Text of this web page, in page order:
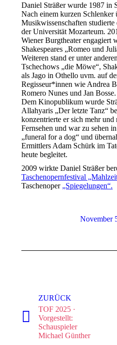
Daniel Sträßer wurde 1987 in
Nach einem kurzen Schlenker
Musikwissenschaften studierte
der Universität Mozarteum.
Wiener Burgtheater engagiert
Shakespeares „Romeo und
Weiteren stand er unter
Tschechows „die Möwe“,
als Jago in Othello uvm. auf
Regisseur*innen wie Andrea
Romero Nunes und Jan Bosse.
Dem Kinopublikum wurde
Allahyaris „Der letzte Tanz“
konzentrierte er sich mehr
Fernsehen und war zu sehen
„funeral for a dog“ und
Ermittlers Adam Schürk im
heute begleitet.
2009 wirkte Daniel Sträßer
Taschenopernfestival
Taschenoper „Spiegelungen“.
November
ZURÜCK
Vorheriger
Beitrag:
TOF 2025 ·
Vorgestellt:
Schauspieler
Michael Günther